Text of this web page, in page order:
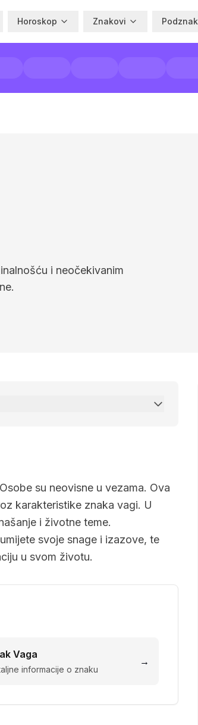
Horoskop Znakovi Podznak
i neočekivanim
su neovisne u vezama. Ova
karakteristike znaka vagi. U
i životne teme.
svoje snage i izazove, te
u svom životu.
Vaga
informacije o znaku
→